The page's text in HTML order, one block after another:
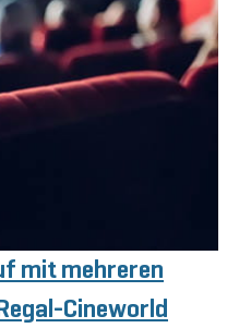
mit mehreren
Cineworld